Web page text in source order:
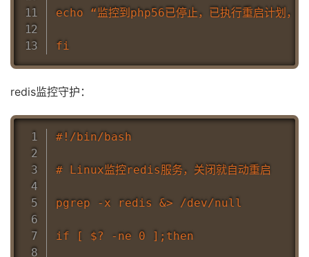
echo “监控到php56已停止，已执行重启计
redis监控守护：
#!/bin/bash
# Linux监控redis服务，关闭就自动重启
pgrep -x redis &> /dev/null
if [ $? -ne 0 ];then